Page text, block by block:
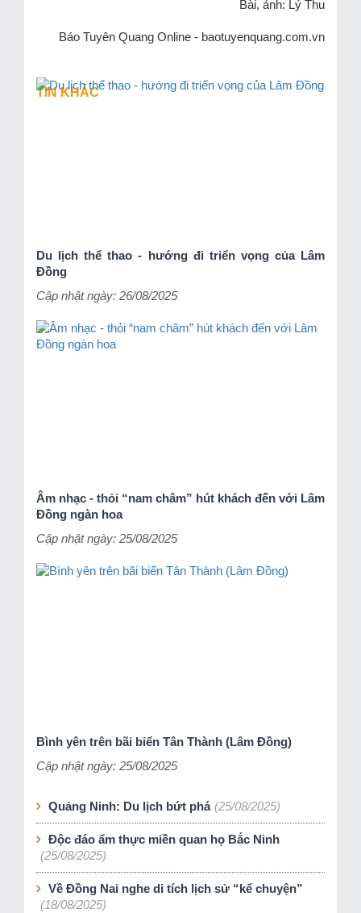
Bài, ảnh: Lý Thu
Báo Tuyên Quang Online - baotuyenquang.com.vn
TIN KHÁC
Du lịch thể thao - hướng đi triển vọng của Lâm
Đồng
Cập nhật ngày: 26/08/2025
Âm nhạc - thỏi “nam châm” hút khách đến với Lâm
Đồng ngàn hoa
Cập nhật ngày: 25/08/2025
Bình yên trên bãi biển Tân Thành (Lâm Đồng)
Cập nhật ngày: 25/08/2025
Quảng Ninh: Du lịch bứt phá (25/08/2025)
Độc đáo ẩm thực miền quan họ Bắc Ninh
(25/08/2025)
Về Đồng Nai nghe di tích lịch sử “kể chuyện”
(18/08/2025)